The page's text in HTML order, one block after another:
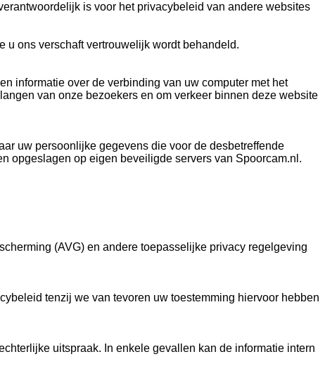
is voor het privacybeleid van andere websites
u ons verschaft vertrouwelijk wordt behandeld.
informatie over de verbinding van uw computer met het
van onze bezoekers en om verkeer binnen deze website
uw persoonlijke gegevens die voor de desbetreffende
opgeslagen op eigen beveiligde servers van Spoorcam.nl.
(AVG) en andere toepasselijke privacy regelgeving
tenzij we van tevoren uw toestemming hiervoor hebben
uitspraak. In enkele gevallen kan de informatie intern